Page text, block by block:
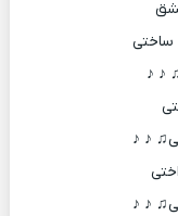
ساختی
♪ ♪
♪ ♪
♪ ♪